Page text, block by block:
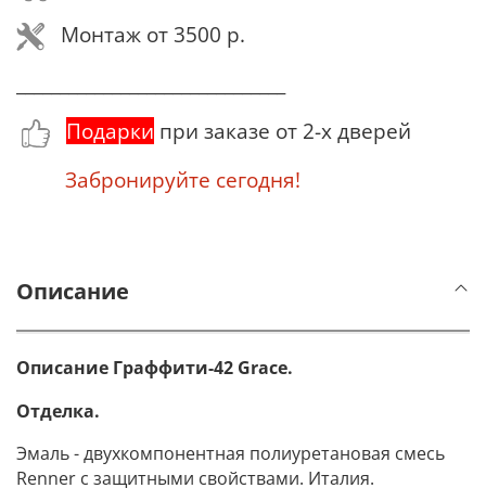
Монтаж от 3500 р.
Подарки при заказе от 2-х дверей
Забронируйте сегодня!
Описание
Описание Граффити-42 Grace.
Отделка.
Эмаль - двухкомпонентная полиуретановая смесь
Renner с защитными свойствами. Италия.